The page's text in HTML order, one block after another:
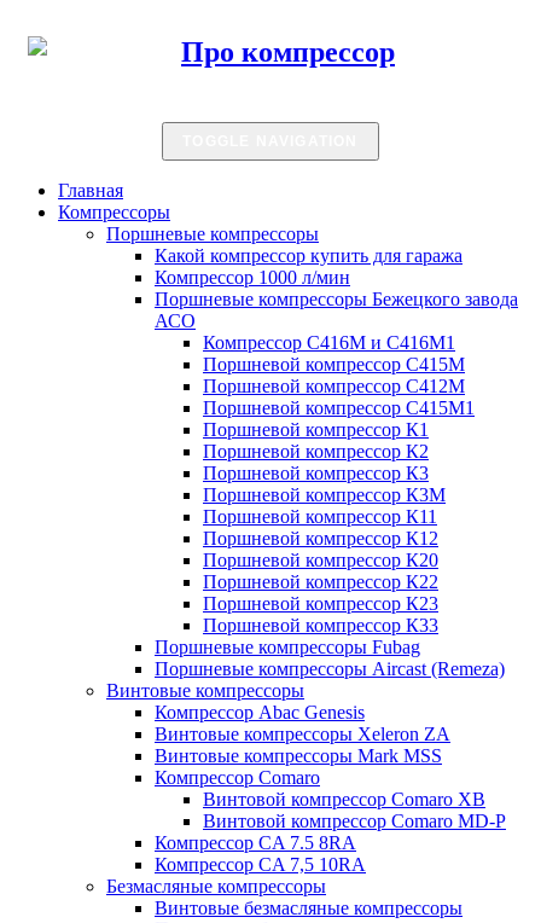
Главная
Компрессоры
Поршневые компрессоры
Какой компрессор купить для гаража
Компрессор 1000 л/мин
Поршневые компрессоры Бежецкого завода
АСО
Компрессор С416М и С416М1
Поршневой компрессор С415М
Поршневой компрессор С412М
Поршневой компрессор С415М1
Поршневой компрессор К1
Поршневой компрессор К2
Поршневой компрессор К3
Поршневой компрессор К3М
Поршневой компрессор К11
Поршневой компрессор К12
Поршневой компрессор К20
Поршневой компрессор К22
Поршневой компрессор К23
Поршневой компрессор К33
Поршневые компрессоры Fubag
Поршневые компрессоры Aircast (Remeza)
Винтовые компрессоры
Компрессор Abac Genesis
Винтовые компрессоры Xeleron ZA
Винтовые компрессоры Mark MSS
Компрессор Comaro
Винтовой компрессор Comaro XB
Винтовой компрессор Comaro MD-P
Компрессор CA 7.5 8RA
Компрессор CA 7,5 10RA
Безмасляные компрессоры
Винтовые безмасляные компрессоры